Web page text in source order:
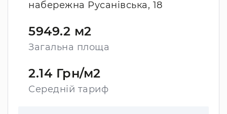
набережна Русанівська, 18
5949.2 м2
Загальна площа
2.14 Грн/м2
Середній тариф